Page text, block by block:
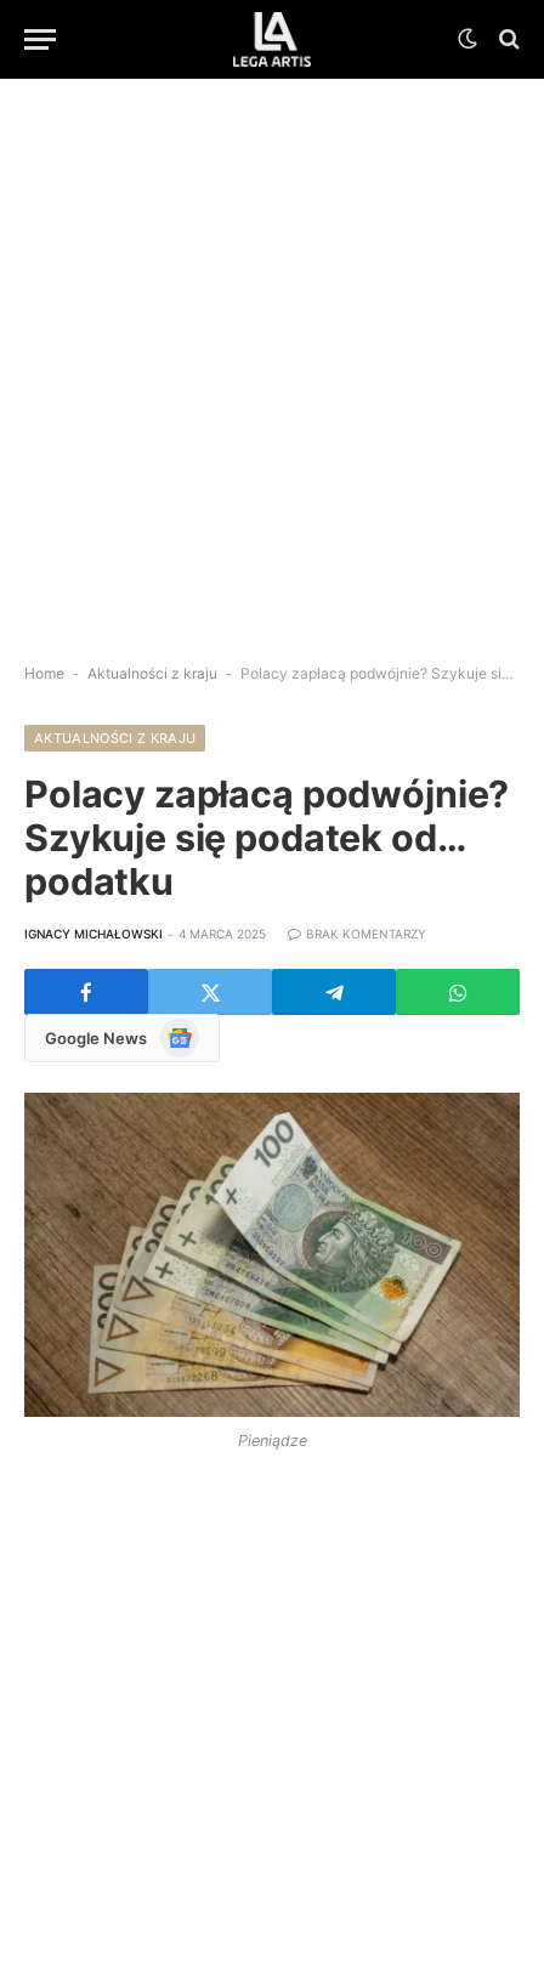
Home - Aktualności z kraju - Polacy zapłacą podwójnie? Szykuje się podatek od… podatku
AKTUALNOŚCI Z KRAJU
Polacy zapłacą podwójnie?
Szykuje się podatek od…
podatku
IGNACY MICHAŁOWSKI 4 MARCA 2025 BRAK KOMENTARZY
Google News
Google
Pieniądze